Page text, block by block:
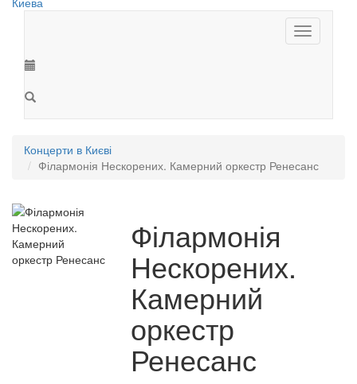
Toggle
navigation
Концерти в Києві
Філармонія Нескорених. Камерний оркестр Ренесанс
Філармонія
Нескорених.
Камерний
оркестр
Ренесанс